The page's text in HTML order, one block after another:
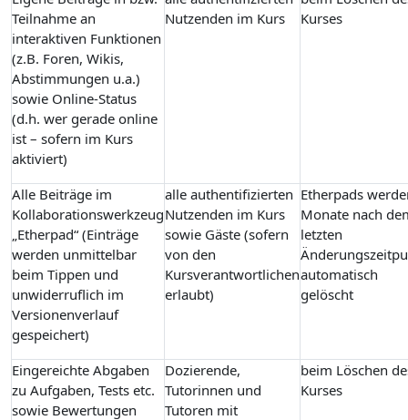
Teilnahme an
interaktiven Funktionen
(z.B. Foren, Wikis,
Abstimmungen u.a.)
sowie Online-Status
(d.h. wer gerade online
ist – sofern im Kurs
aktiviert)
Nutzenden im Kurs
Kurses
Alle Beiträge im
Kollaborationswerkzeug
„Etherpad“ (Einträge
werden unmittelbar
beim Tippen und
unwiderruflich im
Versionenverlauf
gespeichert)
alle authentifizierten
Nutzenden im Kurs
sowie Gäste (sofern
von den
Kursverantwortlichen
erlaubt)
Etherpads
Monate nach
letzten
automatisch
gelöscht
Eingereichte Abgaben
zu Aufgaben, Tests etc.
sowie Bewertungen
Dozierende,
Tutorinnen und
Tutoren mit
beim Löschen
Kurses